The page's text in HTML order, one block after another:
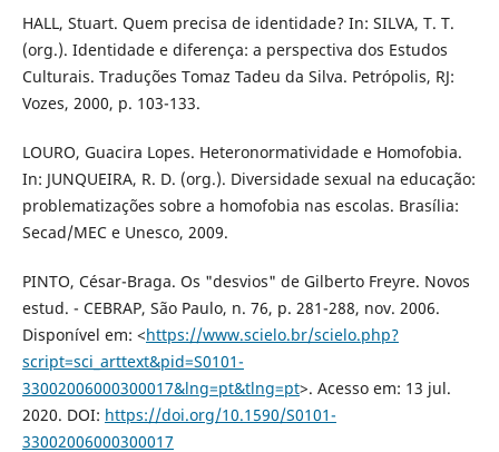
HALL, Stuart. Quem precisa de identidade? In: SILVA, T. T.
(org.). Identidade e diferença: a perspectiva dos Estudos
Culturais. Traduções Tomaz Tadeu da Silva. Petrópolis, RJ:
Vozes, 2000, p. 103-133.
LOURO, Guacira Lopes. Heteronormatividade e Homofobia.
In: JUNQUEIRA, R. D. (org.). Diversidade sexual na educação:
problematizações sobre a homofobia nas escolas. Brasília:
Secad/MEC e Unesco, 2009.
PINTO, César-Braga. Os "desvios" de Gilberto Freyre. Novos
estud. - CEBRAP, São Paulo, n. 76, p. 281-288, nov. 2006.
Disponível em: <https://www.scielo.br/scielo.php?
script=sci_arttext&pid=S0101-
33002006000300017&lng=pt&tlng=pt>. Acesso em: 13 jul.
2020. DOI: https://doi.org/10.1590/S0101-
33002006000300017